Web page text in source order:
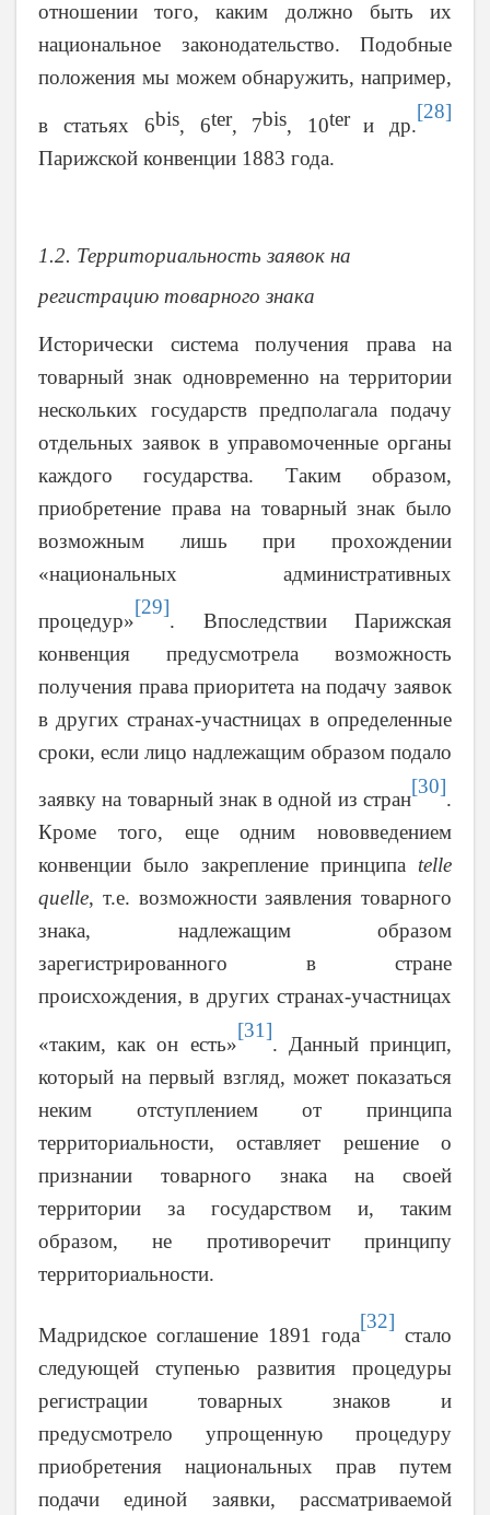
отношении того, каким должно быть их
национальное законодательство. Подобные
положения мы можем обнаружить, например,
в статьях 6bis, 6ter, 7bis, 10ter и др.
[28]
Парижской конвенции 1883 года.
1.2. Территориальность заявок на
регистрацию товарного знака
Исторически система получения права на
товарный знак одновременно на территории
нескольких государств предполагала подачу
отдельных заявок в управомоченные органы
каждого государства. Таким образом,
приобретение права на товарный знак было
возможным лишь при прохождении
«национальных административных
процедур»
[29]
. Впоследствии Парижская
конвенция предусмотрела возможность
получения права приоритета на подачу заявок
в других странах-участницах в определенные
сроки, если лицо надлежащим образом подало
заявку на товарный знак в одной из стран
[30]
.
Кроме того, еще одним нововведением
конвенции было закрепление принципа telle
quelle, т.е. возможности заявления товарного
знака, надлежащим образом
зарегистрированного в стране
происхождения, в других странах-участницах
«таким, как он есть»
[31]
. Данный принцип,
который на первый взгляд, может показаться
неким отступлением от принципа
территориальности, оставляет решение о
признании товарного знака на своей
территории за государством и, таким
образом, не противоречит принципу
территориальности.
Мадридское соглашение 1891 года
[32]
стало
следующей ступенью развития процедуры
регистрации товарных знаков и
предусмотрело упрощенную процедуру
приобретения национальных прав путем
подачи единой заявки, рассматриваемой